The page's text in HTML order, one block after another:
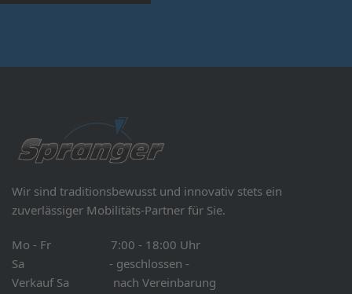
Wir sind traditionsbewusst und innovativ stets ein
zuverlässiger Mobilitäts-Partner für Sie.
Mo - Fr 7:00 - 18:00 Uhr
Sa - geschlossen -
Verkauf Sa nach Vereinbarung